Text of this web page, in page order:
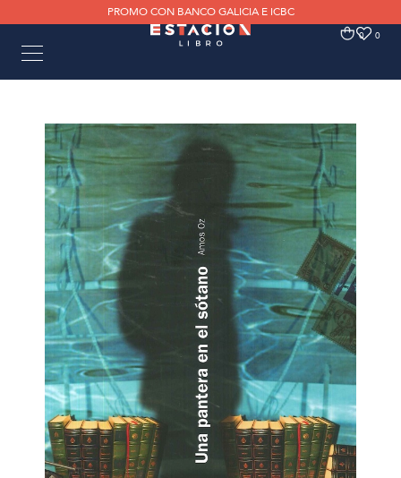
PROMO CON BANCO GALICIA E ICBC
0 0